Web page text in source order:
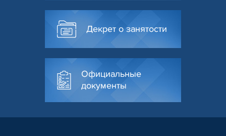
Декрет о занятости
Официальные
документы